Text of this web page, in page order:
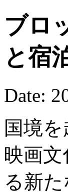
ブロ
と宿
Date:
国境
映画
る新